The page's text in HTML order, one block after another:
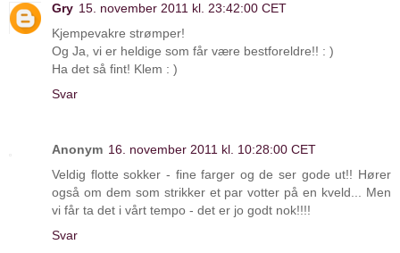
Gry 15. november 2011 kl. 23:42:00 CET
Kjempevakre strømper!
Og Ja, vi er heldige som får være bestforeldre!! : )
Ha det så fint! Klem : )
Svar
Anonym 16. november 2011 kl. 10:28:00 CET
Veldig flotte sokker - fine farger og de ser gode ut!! Hører
også om dem som strikker et par votter på en kveld... Men
vi får ta det i vårt tempo - det er jo godt nok!!!!
Svar